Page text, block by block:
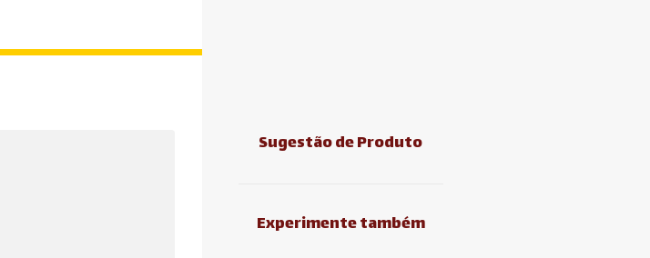
Sugestão de Produto
Experimente também